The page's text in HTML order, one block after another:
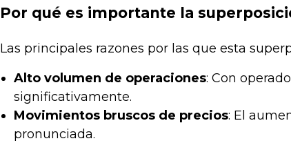
Por qué es importante la
Las principales razones por las que esta
Alto volumen de operaciones: Con
significativamente.
Movimientos bruscos de precios: El
pronunciada.